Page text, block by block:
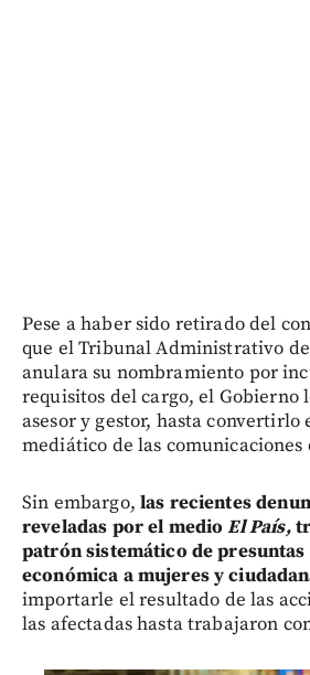
Pese a haber sido retirado del
que el Tribunal Administrativo
anulara su nombramiento por
requisitos del cargo, el Gobierno
asesor y gestor, hasta convertirlo
mediático de las
Sin embargo, las recientes
reveladas por el medioEl País,
patrón sistemático de
económica a mujeres y
importarle el resultado de las
las afectadas hasta trabajaron